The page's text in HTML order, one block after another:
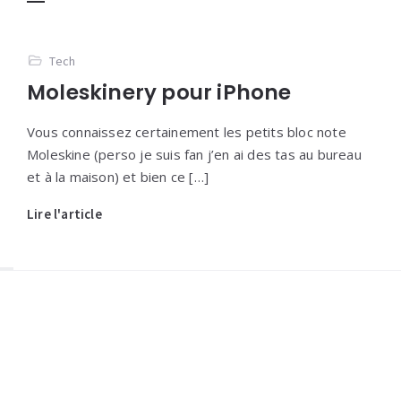
Tech
Moleskinery pour iPhone
Vous connaissez certainement les petits bloc note
Moleskine (perso je suis fan j’en ai des tas au bureau
et à la maison) et bien ce […]
Lire l'article